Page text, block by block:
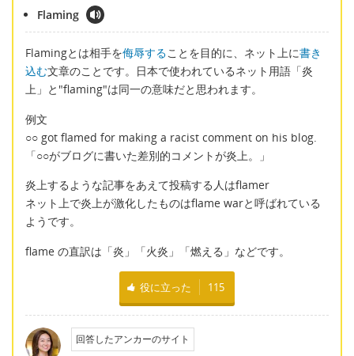
Flaming
Flamingとは相手を侮辱することを目的に、ネット上に書き
込む文章のことです。日本で使われているネット用語「炎
上」と"flaming"は同一の意味だと思われます。
例文
○○ got flamed for making a racist comment on his blog.
「○○がブログに書いた差別的コメントが炎上。」
炎上するような記事をあえて投稿する人はflamer
ネット上で炎上が激化したものはflame warと呼ばれている
ようです。
flame の直訳は「炎」「火炎」「燃える」などです。
役に立った 115
回答したアンカーのサイト